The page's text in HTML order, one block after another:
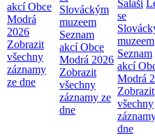
akcí Obce
Modrá
2026
Zobrazit
všechny
záznamy
ze dne
Slováckým
muzeem
Seznam
akcí Obce
Modrá 2026
Zobrazit
všechny
záznamy ze
dne
Salaši
se
muzeem
Seznam
akcí
Modrá
Zobrazit
všechny
dne